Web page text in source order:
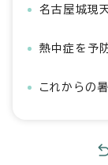
名古屋城現
熱中症を予
これからの